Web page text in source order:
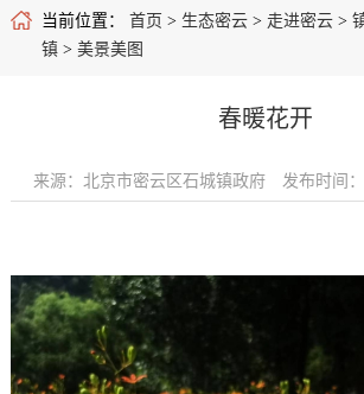
当前位置： 首页 > 生态密云> 走进密云>
镇> 美景美图
春暖花开
来源：北京市密云区石城镇政府 发布时间